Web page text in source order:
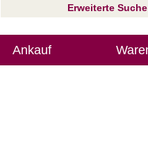
Erweiterte Suche
Ankauf